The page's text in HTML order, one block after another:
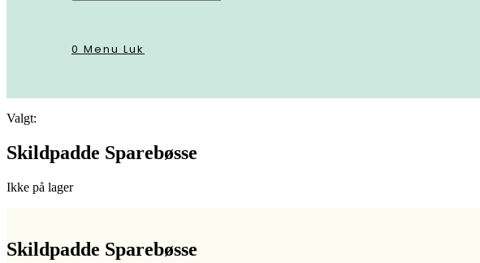
this
0 Menu Luk
Valgt:
Skildpadde Sparebøsse
Ikke på lager
Skildpadde Sparebøsse